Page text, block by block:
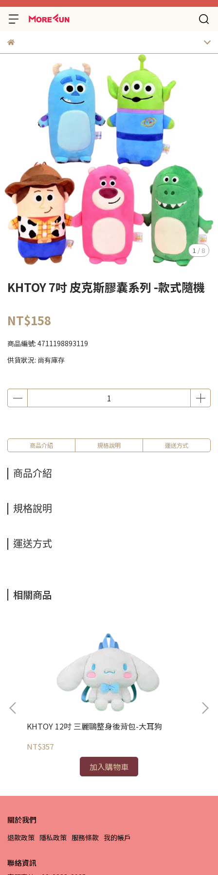
1 / 8
KHTOY 7吋 皮克斯膠囊系列 -款式隨機
NT$158
商品編號: 4711198893119
供貨狀況: 尚有庫存
商品介紹 規格說明 運送方式
商品介紹
規格說明
運送方式
相關商品
KHTOY 12吋 三麗鷗整身後背包-大耳狗
NT$357
加入購物車
關於我們
退款政策 隱私政策 服務條款 我的帳戶
聯絡資訊